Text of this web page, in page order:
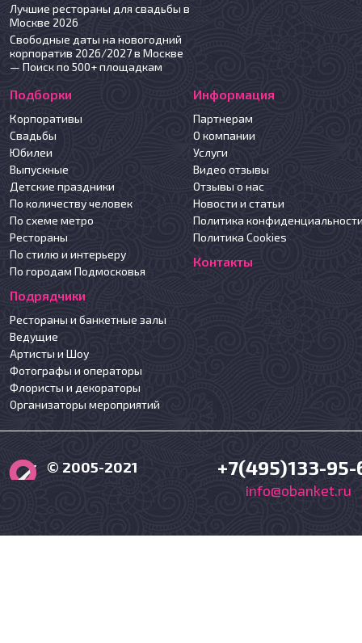
Лучшие рестораны для свадьбы в
Москве 2026
Свободные даты на новогодний
корпоратив 2026/2027 в Москве
— Поиск по 500+ площадкам
Подборки
Корпоративы
Свадьбы
Юбилеи
Выпускные
Детские праздники
По количеству человек
По схеме метро
Рестораны
По стилю и интерьеру
По городам Подмосковья
Подрядчики
Рестораны и банкетные залы
Ведущие
Артисты и Шоу
Фотографы и операторы
Флористы и декораторы
Организаторы мероприятий
Информация
Партнерам
О компании
Услуги
Видео отзывы
Отзывы о нас
Новости и статьи
Политика
Политика Cookies
Контакты
© 2005-2021 +7(495)133-95-
info@obanket.ru